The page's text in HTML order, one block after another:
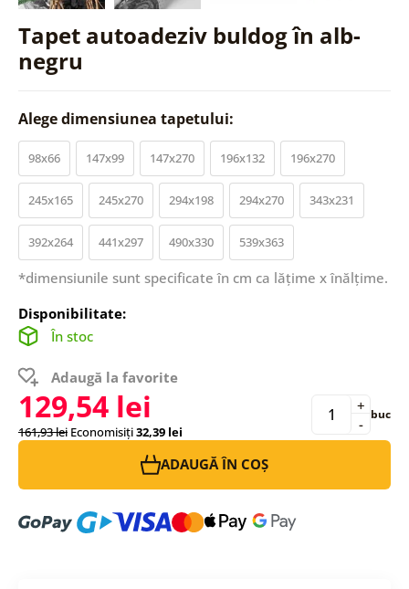
Tapet autoadeziv buldog în alb-
negru
Alege dimensiunea tapetului:
98x66 147x99 147x270 196x132 196x270
245x165 245x270 294x198 294x270 343x231
392x264 441x297 490x330 539x363
*dimensiunile sunt specificate în cm ca lățime x înălțime.
Disponibilitate:
În stoc
Adaugă la favorite
129,54 lei
161,93 lei Economisiți32,39 lei -
+ buc
ADAUGĂ ÎN COȘ